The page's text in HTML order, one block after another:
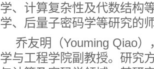
学、计算复杂性及代数结构
学、后量子密码学等研究的
乔友明（Youming Qiao）
学与工程学院副教授。研究